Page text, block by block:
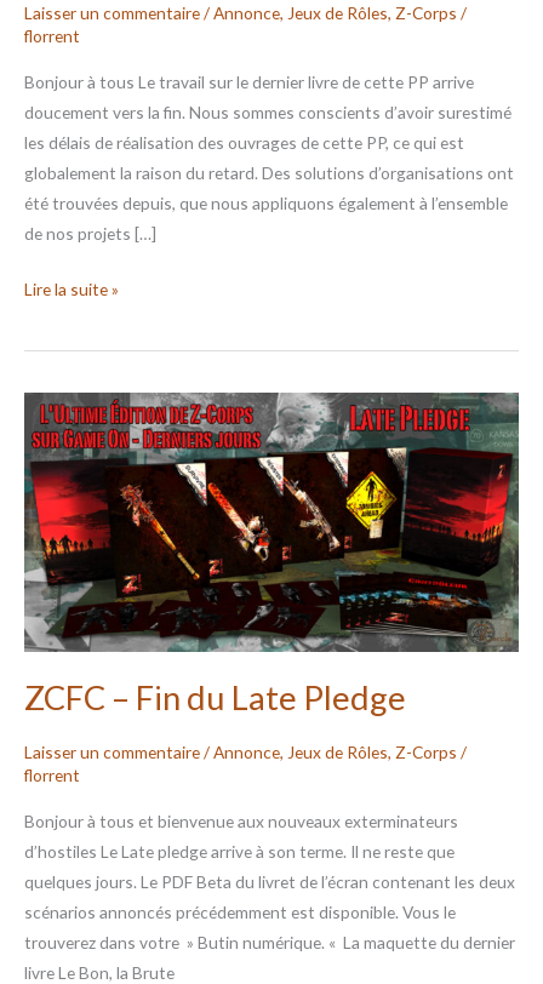
Laisser un commentaire/Annonce, Jeux de Rôles, Z-Corps /
florrent
Bonjour à tous Le travail sur le dernier livre de cette PP arrive
doucement vers la fin. Nous sommes conscients d’avoir surestimé
les délais de réalisation des ouvrages de cette PP, ce qui est
globalement la raison du retard. Des solutions d’organisations ont
été trouvées depuis, que nous appliquons également à l’ensemble
de nos projets […]
Lire la suite »
ZCFC – Fin du Late Pledge
Laisser un commentaire/Annonce, Jeux de Rôles, Z-Corps /
florrent
Bonjour à tous et bienvenue aux nouveaux exterminateurs
d’hostiles Le Late pledge arrive à son terme. Il ne reste que
quelques jours. Le PDF Beta du livret de l’écran contenant les deux
scénarios annoncés précédemment est disponible. Vous le
trouverez dans votre » Butin numérique. « La maquette du dernier
livre Le Bon, la Brute
ZCFC
–
Fin
du
Late
Pledge